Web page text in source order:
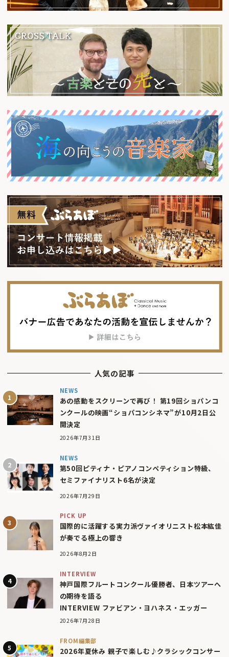
人気の記事
NEWS
あの感動をスクリーンで再び！ 第19回ショパンコ
ンクールの映画“ショパコンシネマ”が10月2日公
開決定
2026年7月31日
NEWS
第50回ピティナ・ピアノコンペティション特級、
セミファイナリスト6名が決定
2026年7月29日
PICK UP
国際的に活躍する実力派ヴァイオリニスト松本紘佳
が奏でる極上の響き
2026年8月2日
INTERVIEW
神戸国際フルートコンクール優勝者、日本ツアーへ
の期待を語る
INTERVIEW ファビアン・ヨハネス・エッガー
2026年7月28日
FROM編集部
2026年夏休み 親子で楽しむ♪クラシックコンサー